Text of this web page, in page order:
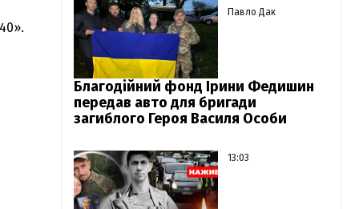
Павло Дак
Благодійний фонд Ірини Федишин
передав авто для бригади
загиблого Героя Василя Особи
13:03